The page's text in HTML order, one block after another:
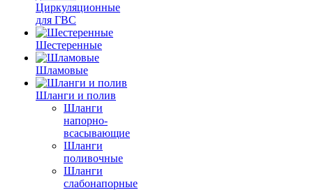
Циркуляционные
для ГВС
Шестеренные
Шламовые
Шланги и полив
Шланги
напорно-
всасывающие
Шланги
поливочные
Шланги
слабонапорные